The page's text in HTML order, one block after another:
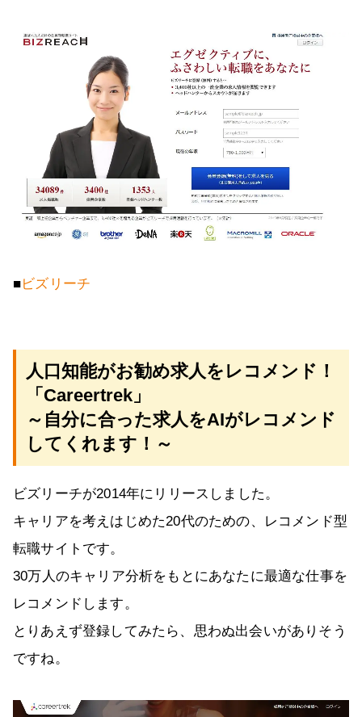
■ビズリーチ
人口知能がお勧め求人をレコメンド！
「Careertrek」
～自分に合った求人をAIがレコメンド
してくれます！～
ビズリーチが2014年にリリースしました。
キャリアを考えはじめた20代のための、レコメンド型
転職サイトです。
30万人のキャリア分析をもとにあなたに最適な仕事を
レコメンドします。
とりあえず登録してみたら、思わぬ出会いがありそう
ですね。